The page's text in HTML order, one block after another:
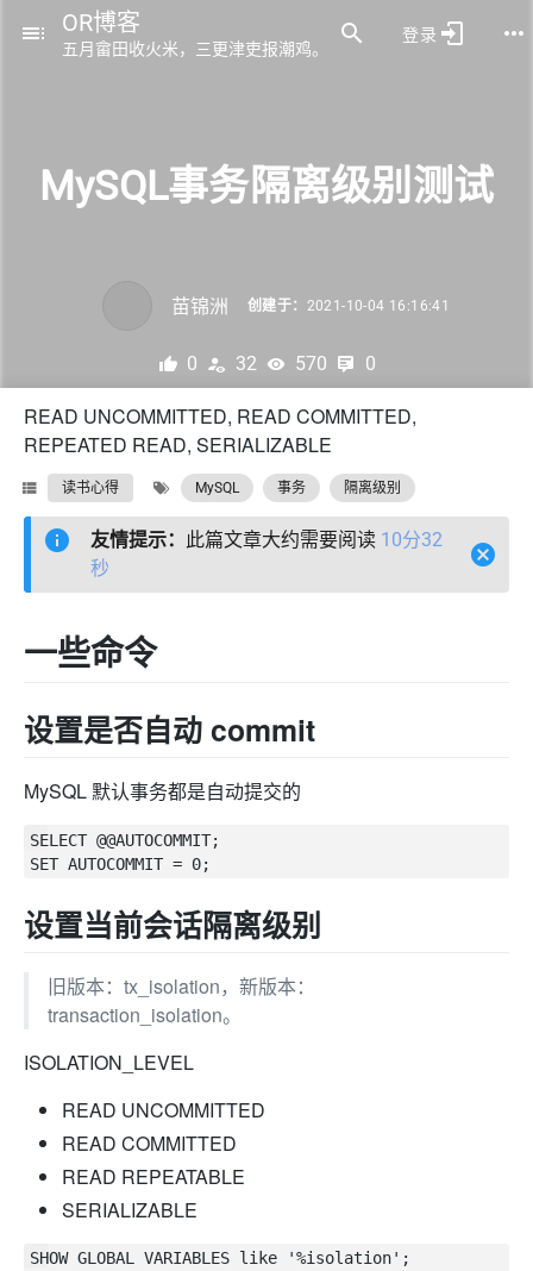
OR博客
五月畲田收火米，三更津吏报潮鸡。
登录
MySQL事务隔离级别测试
苗锦洲 创建于： 2021-10-04 16:16:41
0 32 570 0
READ UNCOMMITTED, READ COMMITTED,
REPEATED READ, SERIALIZABLE
读书心得 MySQL 事务 隔离级别
友情提示： 此篇文章大约需要阅读 10分32
秒
一些命令
设置是否自动 commit
MySQL 默认事务都是自动提交的
SELECT @@AUTOCOMMIT;
设置当前会话隔离级别
旧版本：tx_isolation，新版本：
transaction_isolation。
ISOLATION_LEVEL
READ UNCOMMITTED
READ COMMITTED
READ REPEATABLE
SERIALIZABLE
SHOW GLOBAL VARIABLES like '%isolation';